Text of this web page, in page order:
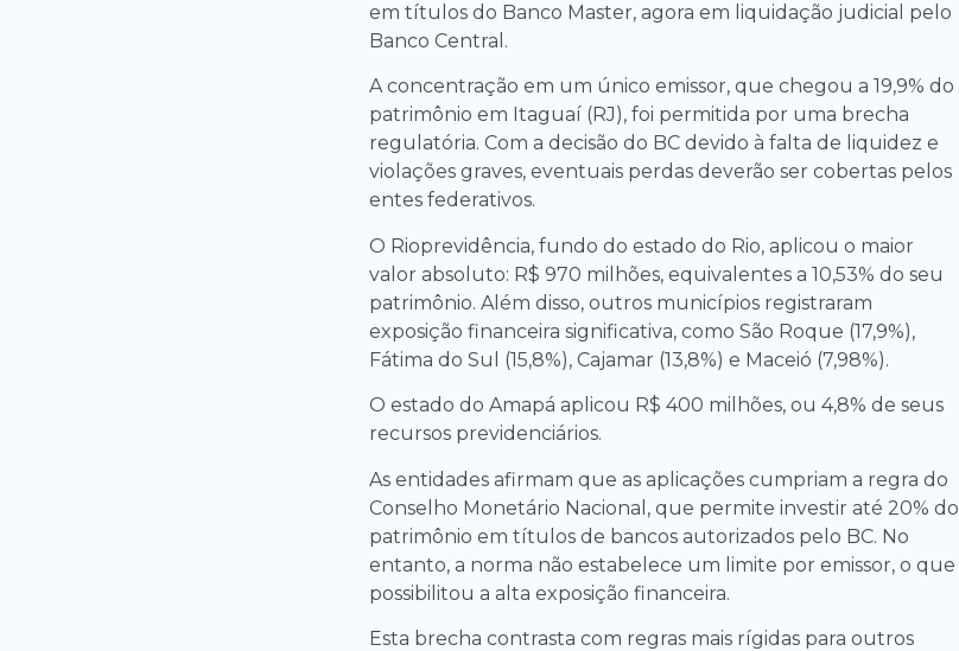
em títulos do Banco Master, agora em liquidação judicial pelo
Banco Central.
A concentração em um único emissor, que chegou a 19,9% do
patrimônio em Itaguaí (RJ), foi permitida por uma brecha
regulatória. Com a decisão do BC devido à falta de liquidez e
violações graves, eventuais perdas deverão ser cobertas pelos
entes federativos.
O Rioprevidência, fundo do estado do Rio, aplicou o maior
valor absoluto: R$ 970 milhões, equivalentes a 10,53% do seu
patrimônio. Além disso, outros municípios registraram
exposição financeira significativa, como São Roque (17,9%),
Fátima do Sul (15,8%), Cajamar (13,8%) e Maceió (7,98%).
O estado do Amapá aplicou R$ 400 milhões, ou 4,8% de seus
recursos previdenciários.
As entidades afirmam que as aplicações cumpriam a regra do
Conselho Monetário Nacional, que permite investir até 20% do
patrimônio em títulos de bancos autorizados pelo BC. No
entanto, a norma não estabelece um limite por emissor, o que
possibilitou a alta exposição financeira.
Esta brecha contrasta com regras mais rígidas para outros